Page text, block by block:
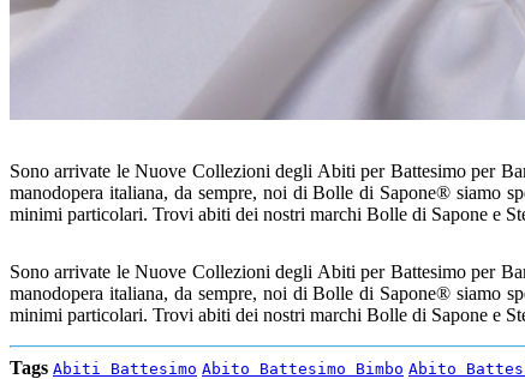
Sono arrivate le Nuove Collezioni degli Abiti per Battesimo per
manodopera italiana, da sempre, noi di Bolle di Sapone® siamo
minimi particolari. Trovi abiti dei nostri marchi Bolle di Sapone e
Sono arrivate le Nuove Collezioni degli Abiti per Battesimo per
manodopera italiana, da sempre, noi di Bolle di Sapone® siamo
minimi particolari. Trovi abiti dei nostri marchi Bolle di Sapone e
Tags Abiti Battesimo Abito Battesimo Bimbo Abito